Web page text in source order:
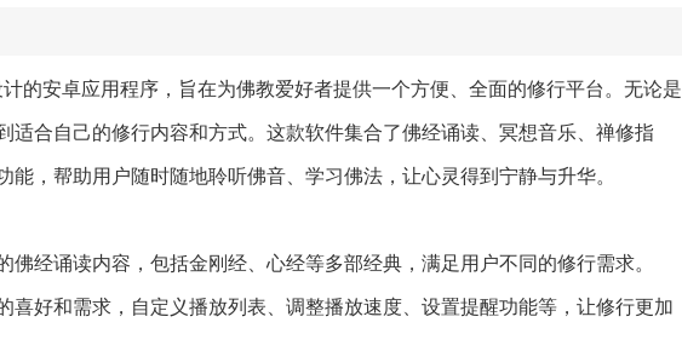
的安卓应用程序，旨在为佛教爱好者提供一个方便、全面的修行平台。无论是
适合自己的修行内容和方式。这款软件集合了佛经诵读、冥想音乐、禅修指
能，帮助用户随时随地聆听佛音、学习佛法，让心灵得到宁静与升华。
佛经诵读内容，包括金刚经、心经等多部经典，满足用户不同的修行需求。
喜好和需求，自定义播放列表、调整播放速度、设置提醒功能等，让修行更加